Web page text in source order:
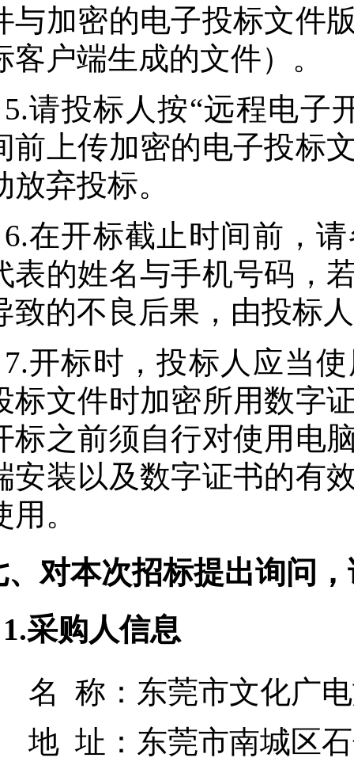
与加密的电子投标文件
客户端生成的文件）。
5.请投标人按“远程电子
前上传加密的电子投标
放弃投标。
6.在开标截止时间前，
表的姓名与手机号码，
致的不良后果，由投标
7.开标时，投标人应当
标文件时加密所用数字
标之前须自行对使用电
安装以及数字证书的有
用。
、对本次招标提出询问
1.采购人信息
名 称： 东莞市文化广
地 址： 东莞市南城区